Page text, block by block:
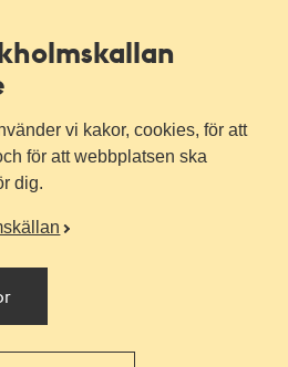
vi kakor, cookies, för att
för att webbplatsen ska
dig.